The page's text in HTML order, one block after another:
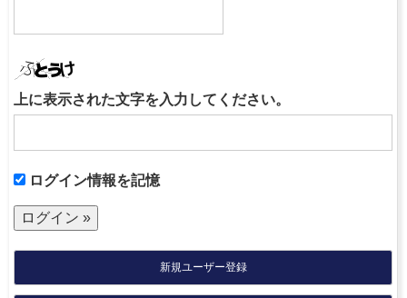
上に表示された文字を入力してください。
ログイン情報を記憶
新規ユーザー登録